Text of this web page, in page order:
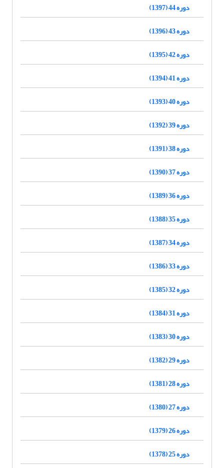
دوره 44 (1397)
دوره 43 (1396)
دوره 42 (1395)
دوره 41 (1394)
دوره 40 (1393)
دوره 39 (1392)
دوره 38 (1391)
دوره 37 (1390)
دوره 36 (1389)
دوره 35 (1388)
دوره 34 (1387)
دوره 33 (1386)
دوره 32 (1385)
دوره 31 (1384)
دوره 30 (1383)
دوره 29 (1382)
دوره 28 (1381)
دوره 27 (1380)
دوره 26 (1379)
دوره 25 (1378)